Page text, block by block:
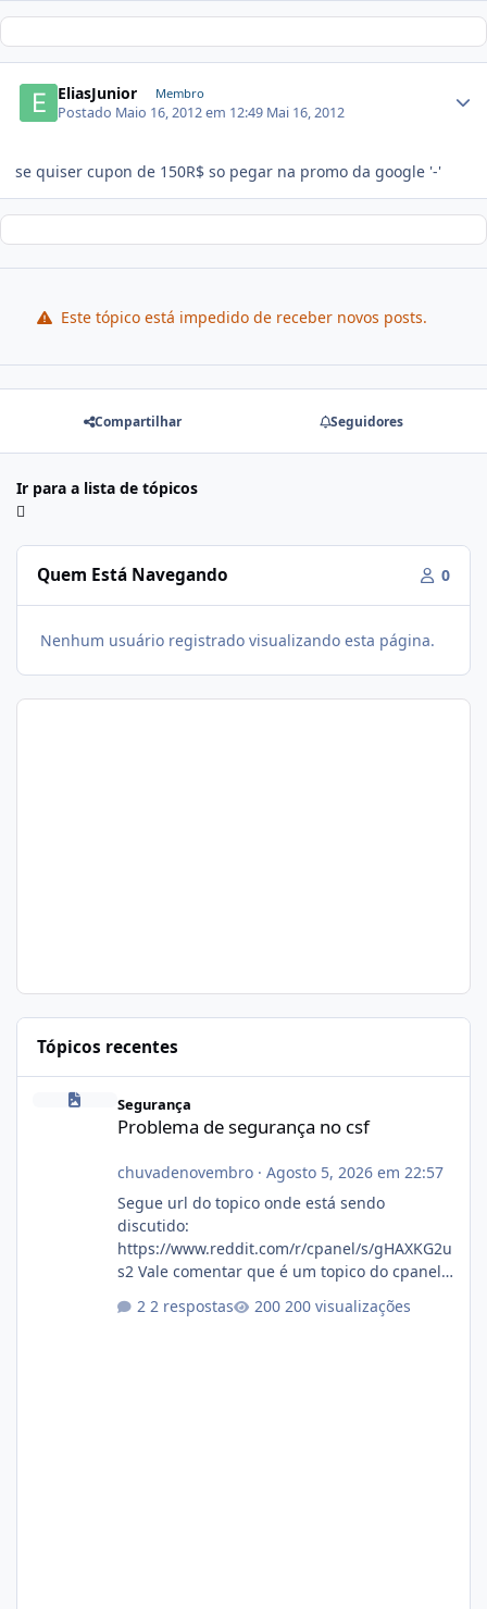
EliasJunior Membro
Postado Maio 16, 2012 em 12:49 Mai 16, 2012
se quiser cupon de 150R$ so pegar na promo da google '-'
Este tópico está impedido de receber novos posts.
Compartilhar Seguidores
Ir para a lista de tópicos
Quem Está Navegando 0
Nenhum usuário registrado visualizando esta página.
Tópicos recentes
Problema de segurança no csf
Segurança
Problema de segurança no csf
chuvadenovembro· Agosto 5, 2026 em 22:57
Segue url do topico onde está sendo
discutido:
https://www.reddit.com/r/cpanel/s/gHAXKG2u
s2 Vale comentar que é um topico do cpanel...
2 respostas 200 visualizações